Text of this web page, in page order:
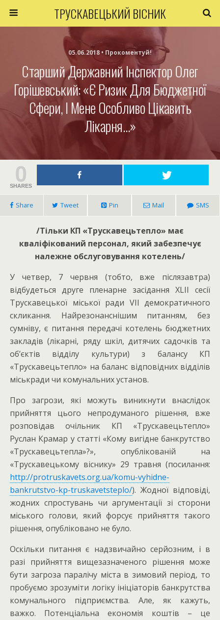
ТРУСКАВЕЦЬКИЙ ВІСНИК
05.06.2018 • Прокоментуй!
Старший Державний Інспектор Олег
Горішевський: «Є Ризик Для Бюджетної
Сфери, І Мене Особливо Цікавить
Лікарня…»
0
SHARES
Share Tweet Pin Mail SMS
/Тільки КП «Трускавецьтепло» має
кваліфікований персонал, який забезпечує
належне обслуговування котелень/
У четвер, 7 червня (тобто, вже післязавтра)
відбудеться друге пленарне засідання XLII сесії
Трускавецької міської ради VII демократичного
скликання. Найрезонанснішим питанням, без
сумніву, є питання передачі котелень бюджетних
закладів (лікарні, ряду шкіл, дитячих садочків та
об’єктів відділу культури) з балансу КП
«Трускавецьтепло» на баланс відповідних відділів
міськради чи комунальних установ.
Про загрози, які можуть виникнути внаслідок
прийняття цього непродуманого рішення, вже
розповідав очільник КП «Трускавецьтепло»
Руслан Крамар у статті «Кому вигідне банкрутство
«Трускавецьтепла»?», опублікованій на
«Трускавецькому віснику» 29 травня (посилання:
http://protruskavets.org.ua/komu-vyhidne-
bankrutstvo-kp-truskavetsteplo/). Жодної відповіді,
жодних спростувань чи аргументації зі сторони
міського голови, який форсує прийняття такого
рішення, опубліковано не було.
Оскільки питання є надзвичайно серйозним, і в
разі прийняття вищезазначеного рішення може
бути загроза паралічу міста в зимовий період, то
пробуємо зрозуміти логіку ініціаторів банкрутства
комунального підприємства. Але, як кажуть,
важко. Потенціальна економія коштів – це